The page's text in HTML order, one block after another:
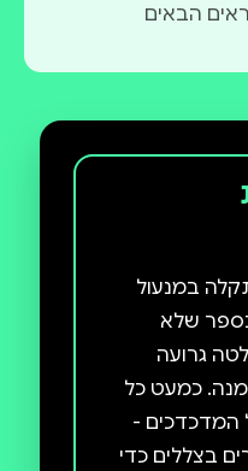
הבאים
במנעול
שלא
גרועה
כמעט כל
המדכדכים -
בצללים כדי